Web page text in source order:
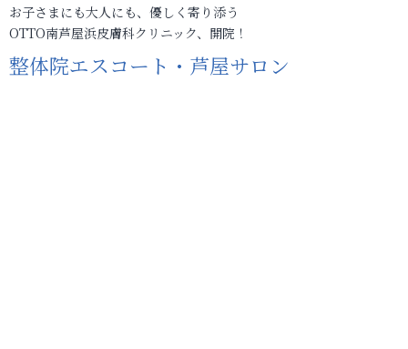
お子さまにも大人にも、優しく寄り添う
OTTO南芦屋浜皮膚科クリニック、開院！
整体院エスコート・芦屋サロン